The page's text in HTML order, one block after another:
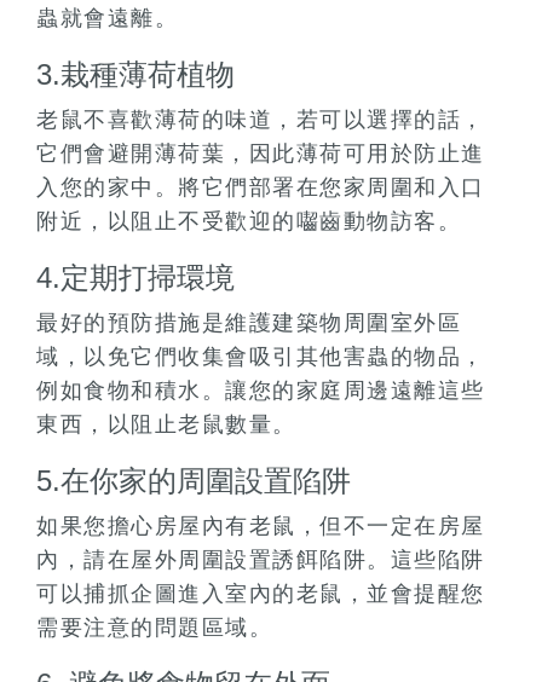
蟲就會遠離。
3.栽種薄荷植物
老鼠不喜歡薄荷的味道，若可以選擇的話，
它們會避開薄荷葉，因此薄荷可用於防止進
入您的家中。將它們部署在您家周圍和入口
附近，以阻止不受歡迎的囓齒動物訪客。
4.定期打掃環境
最好的預防措施是維護建築物周圍室外區
域，以免它們收集會吸引其他害蟲的物品，
例如食物和積水。讓您的家庭周邊遠離這些
東西，以阻止老鼠數量。
5.在你家的周圍設置陷阱
如果您擔心房屋內有老鼠，但不一定在房屋
內，請在屋外周圍設置誘餌陷阱。這些陷阱
可以捕抓企圖進入室內的老鼠，並會提醒您
需要注意的問題區域。